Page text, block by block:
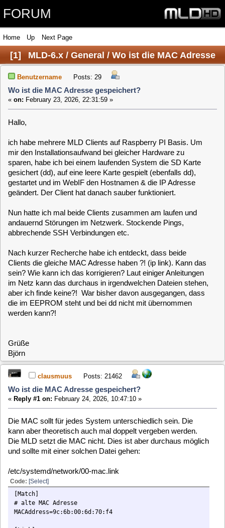
FORUM
[1] MLD-6.x / General / Wo ist die MAC Adresse
gespeichert?
Benutzername Posts: 29
Wo ist die MAC Adresse gespeichert?
Hallo,
ich habe mehrere MLD Clients auf Raspberry PI Basis. Um
mir den Installationsaufwand bei gleicher Hardware zu
gesichert (dd), auf eine leere Karte gespielt (ebenfalls dd),
gestartet und im WebIF den Hostnamen & die IP Adresse
geändert. Der Client hat danach sauber funktioniert.
Nun hatte ich mal beide Clients zusammen am laufen und
andauernd Störungen im Netzwerk. Stockende Pings,
abbrechende SSH Verbindungen etc.
Nach kurzer Recherche habe ich entdeckt, dass beide
Clients die gleiche MAC Adresse haben ?! (ip link). Kann das
sein? Wie kann ich das korrigieren? Laut einiger Anleitungen
im Netz kann das durchaus in irgendwelchen Dateien stehen,
die im EEPROM steht und bei dd nicht mit übernommen
werden kann?!
Grüße
Björn
clausmuus
Die MAC sollt für jedes System unterschiedlich sein. Die
kann aber theoretisch auch mal doppelt vergeben werden.
Die MLD setzt die MAC nicht. Dies ist aber durchaus möglich
und sollte mit einer solchen Datei gehen:
/etc/systemd/network/00-mac.link
Code:[Select]
# alte MAC Adresse
MACAddress=9c:6b:00:6d:70:f4
[Link]
# neue MAC Adresse
Benutzername
Wo ist die MAC Adresse gespeichert?
Reply #2 on:
Hallo,